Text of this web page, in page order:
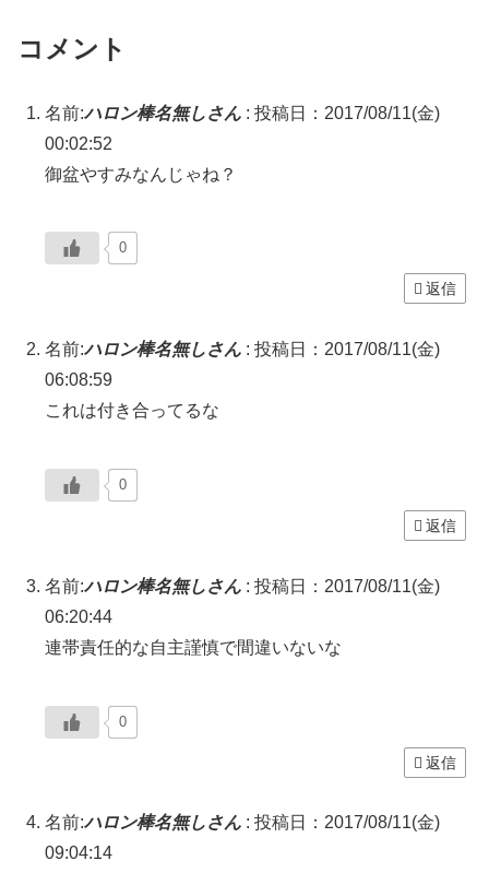
コメント
名前:ハロン棒名無しさん : 投稿日：2017/08/11(金)
00:02:52
御盆やすみなんじゃね？
0
返信
名前:ハロン棒名無しさん : 投稿日：2017/08/11(金)
06:08:59
これは付き合ってるな
0
返信
名前:ハロン棒名無しさん : 投稿日：2017/08/11(金)
06:20:44
連帯責任的な自主謹慎で間違いないな
0
返信
名前:ハロン棒名無しさん : 投稿日：2017/08/11(金)
09:04:14